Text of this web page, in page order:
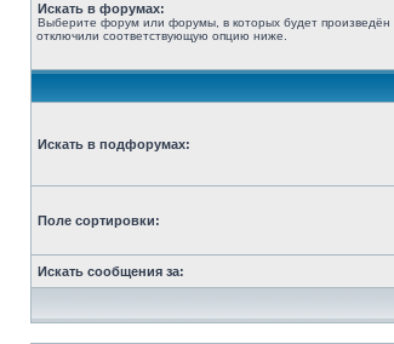
Искать в форумах:
Выберите форум или форумы, в которых будет произведён
отключили соответствующую опцию ниже.
Искать в подфорумах:
Поле сортировки:
Искать сообщения за: